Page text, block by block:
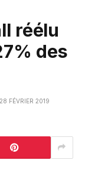
réélu
des
28 FÉVRIER 2019